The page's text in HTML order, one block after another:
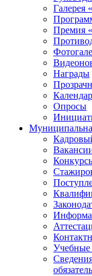
Галерея
Премия
Награды
Опросы
Учебные